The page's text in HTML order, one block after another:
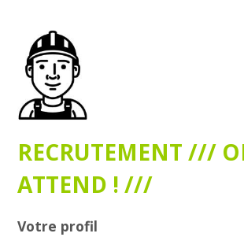
RECRUTEMENT ///
ATTEND ! ///
Votre profil